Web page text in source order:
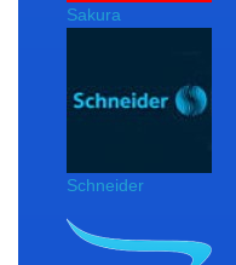
Sakura
Schneider